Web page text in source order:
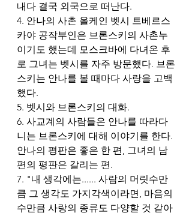
내다 결국 외국으로 떠난다.
4. 안나의 사촌 올케인 벳시 트베르스
카야 공작부인은 브론스키의 사촌누
이기도 했는데 모스크바에 다녀온 후
로 그녀는 벳시를 자주 방문했다. 브론
스키는 안나를 볼 때마다 사랑을 고백
했다.
5. 벳시와 브론스키의 대화.
6. 사교계의 사람들은 안나를 따라다
니는 브론스키에 대해 이야기를 한다.
안나의 평판은 좋은 한 편, 그녀의 남
편의 평판은 갈리는 편.
7. "내 생각에는...... 사람의 머릿수만
큼 그 생각도 가지각색이라면, 마음의
수만큼 사랑의 종류도 다양할 것 같아